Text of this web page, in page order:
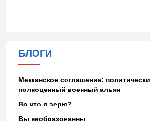
БЛОГИ
Мекканское соглашение:
полноценный военный альян
Во что я верю?
Вы необразованны